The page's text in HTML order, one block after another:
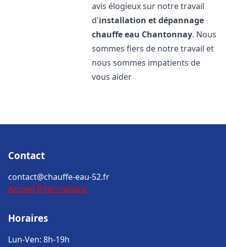
avis élogieux sur notre travail
d'installation et dépannage
chauffe eau Chantonnay. Nous
sommes fiers de notre travail et
nous sommes impatients de
vous aider
Contact
contact@chauffe-eau-52.fr
Accueil Informations
Horaires
Lun-Ven: 8h-19h